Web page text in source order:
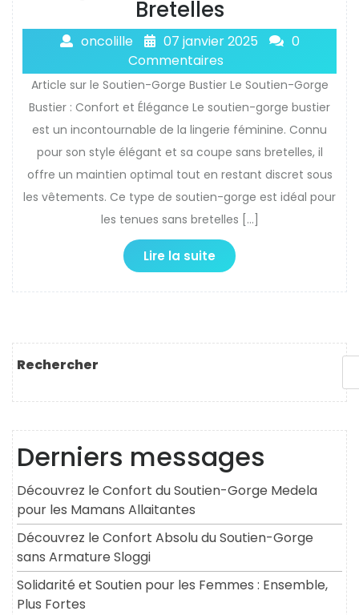
Bretelles
oncolille 07 janvier 2025
0
Commentaires
Article sur le Soutien-Gorge Bustier Le Soutien-Gorge
Bustier : Confort et Élégance Le soutien-gorge bustier
est un incontournable de la lingerie féminine. Connu
pour son style élégant et sa coupe sans bretelles, il
offre un maintien optimal tout en restant discret sous
les vêtements. Ce type de soutien-gorge est idéal pour
les tenues sans bretelles […]
Lire la suite
Rechercher
Derniers messages
Découvrez le Confort du Soutien-Gorge Medela
pour les Mamans Allaitantes
Découvrez le Confort Absolu du Soutien-Gorge
sans Armature Sloggi
Solidarité et Soutien pour les Femmes : Ensemble,
Plus Fortes